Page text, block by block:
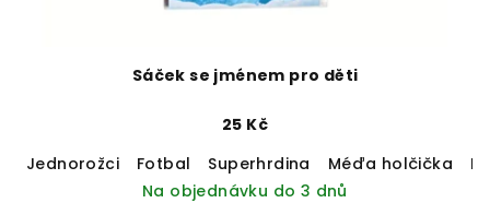
Sáček se jménem pro děti
25 Kč
Jednorožci
Fotbal Superhrdina Méďa holčička
Na objednávku do 3 dnů